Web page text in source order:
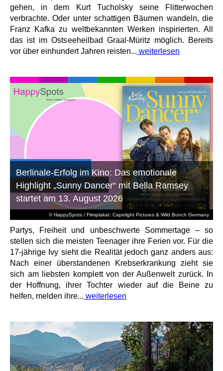
gehen, in dem Kurt Tucholsky seine Flitterwochen
verbrachte. Oder unter schattigen Bäumen wandeln, die
Franz Kafka zu weltbekannten Werken inspirierten. All
das ist im Ostseeheilbad Graal-Müritz möglich. Bereits
vor über einhundert Jahren reisten... weiterlesen
© HappySpots / Filmplakat: Capelight Pictures & Wild Bunch Germany
Berlinale-Erfolg im Kino: Das emotionale
Highlight „Sunny Dancer“ mit Bella Ramsey
startet am 13. August 2026
Partys, Freiheit und unbeschwerte Sommertage – so
stellen sich die meisten Teenager ihre Ferien vor. Für die
17-jährige Ivy sieht die Realität jedoch ganz anders aus:
Nach einer überstandenen Krebserkrankung zieht sie
sich am liebsten komplett von der Außenwelt zurück. In
der Hoffnung, ihrer Tochter wieder auf die Beine zu
helfen, melden ihre... weiterlesen